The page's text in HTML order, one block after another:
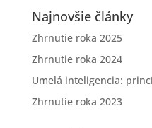
Najnovšie články
Zhrnutie roka 2025
Zhrnutie roka 2024
Umelá inteligencia:
Zhrnutie roka 2023